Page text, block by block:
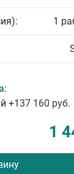
1
+137 160 руб.
1